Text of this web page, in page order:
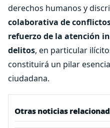
derechos humanos y
colaborativa de
refuerzo de la atención
delitos, en particular
constituirá un pilar
ciudadana.
Otras noticias